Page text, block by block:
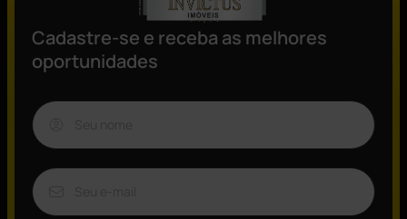
Descrição
Belíssima Sala Corporativa de 1094,84 m²!Um andar interno,
totalmente mobiliado, será locado do jeito que esta nas fotos.31
vagas de garagem, ar condicionado, sala de reuniões, recepção,
banheiro masculino e feminino, copa, excelente localização!
Cadastre-se e receba as melhores
oportunidades